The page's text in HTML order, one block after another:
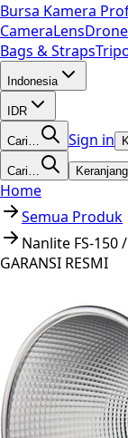
Bursa Kamera
CameraLensDrone
Bags & Straps
Indonesia
IDR
Cari… Sign in
Cari… Keranjang
Home
Semua Produk
Nanlite FS-150
GARANSI RESMI